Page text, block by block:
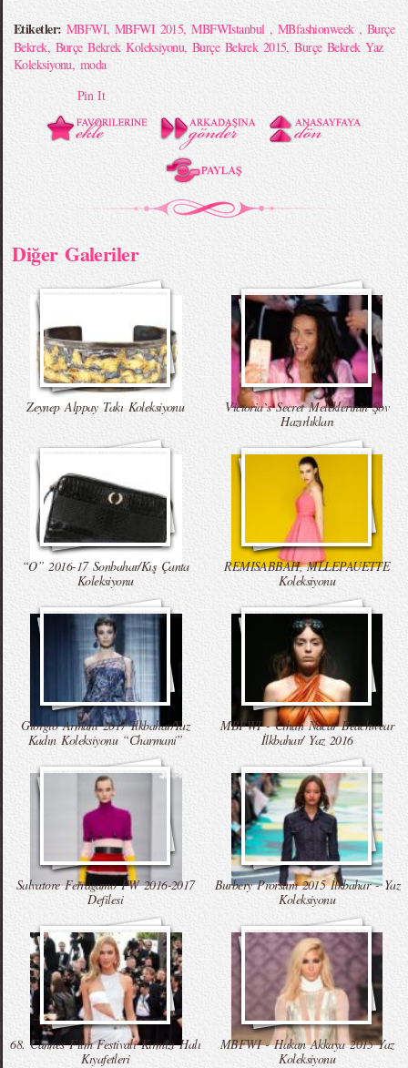
Etiketler: MBFWI, MBFWI 2015,MBFWIstanbul , MBfashionweek, Burçe
Bekrek, Burçe Bekrek Koleksiyonu, Burçe Bekrek 2015,Burçe Bekrek Yaz
Koleksiyonu, moda
Pin It
Diğer Galeriler
Zeynep Alppay Takı Koleksiyonu
Victoria`s Secret Meleklerinin Şov
Hazırlıkları
“O” 2016-17 Sonbahar/Kış Çanta
Koleksiyonu
REMISABBAH, MLLEPAUETTE
Koleksiyonu
Giorgio Armani 2017 İlkbahar/Yaz
Kadın Koleksiyonu “Charmani”
MBFWI - Cihan Nacar Beachwear
İlkbahar/ Yaz 2016
Salvatore Ferragamo FW 2016-2017
Defilesi
Burbery Prorsum 2015 İlkbahar - Yaz
Koleksiyonu
68. Cannes Film Festivali Kırmızı Halı
Kıyafetleri
MBFWI - Hakan Akkaya 2015 Yaz
Koleksiyonu